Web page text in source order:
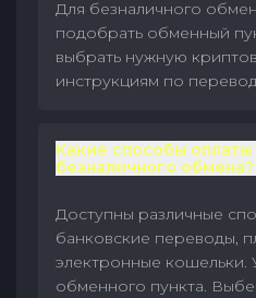
Для безналичного
подобрать обменный
выбрать нужную
инструкциям по
Какие способы
безналичного обмена?
Доступны различные
банковские переводы,
электронные кошельки.
обменного пункта.